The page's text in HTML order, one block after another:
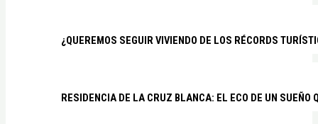
¿QUEREMOS SEGUIR VIVIENDO DE LOS RÉCORDS
RESIDENCIA DE LA CRUZ BLANCA: EL ECO DE UN SUEÑO